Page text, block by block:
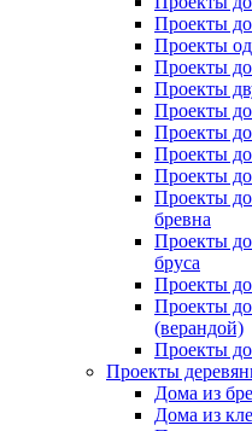
Проекты
Проекты
Проекты
Проекты
Проекты
Проекты
Проекты
Проекты
Проекты
бревна
Проекты
бруса
Проекты
Проекты
(верандой)
Проекты
Проекты
Дома из
Дома из